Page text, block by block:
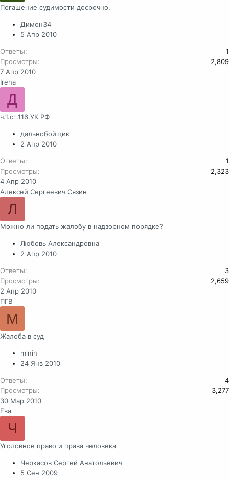
Погашение судимости досрочно.
Димон34
5 Апр 2010
Ответы
1
Просмотры
2,809
7 Апр 2010
Irena
Д
ч.1.ст.116.УК РФ
дальнобойщик
2 Апр 2010
Ответы
1
Просмотры
2,323
4 Апр 2010
Алексей Сергеевич Сязин
Л
Можно ли подать жалобу в надзорном порядке?
Любовь Александровна
2 Апр 2010
Ответы
3
Просмотры
2,659
2 Апр 2010
ПГВ
M
Жалоба в суд
minin
24 Янв 2010
Ответы
4
Просмотры
3,277
30 Мар 2010
Ева
Ч
Уголовное право и права человека
Черкасов Сергей Анатольевич
5 Сен 2009